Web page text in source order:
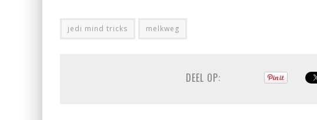
jedi mind tricks melkweg
DEEL OP: